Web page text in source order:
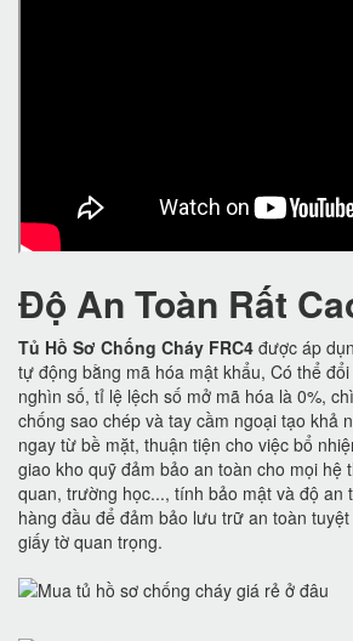
Độ An Toàn Rất
Tủ Hồ Sơ Chống Cháy FRC4 được áp
tự động bằng mã hóa mật khẩu, Có thể
nghìn số, tỉ lệ lệch số mở mã hóa là 0%,
chống sao chép và tay cầm ngoại tạo khả
ngay từ bề mặt, thuận tiện cho việc bổ
giao kho quỹ đảm bảo an toàn cho mọi hệ
quan, trường học..., tính bảo mật và độ an
hàng đầu để đảm bảo lưu trữ an toàn
giấy tờ quan trọng.